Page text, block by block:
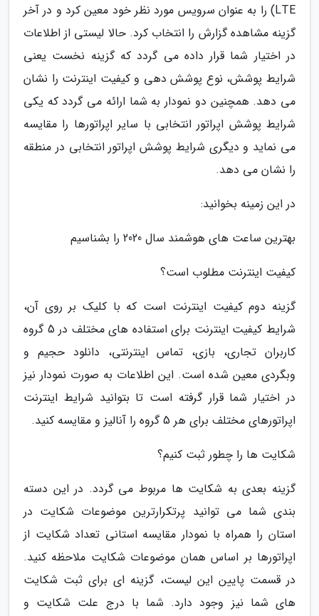
LTE) را به عنوان سرویس مورد نظر خود معین کرد و در آخر
گزینه مشاهده گزارش را انتخاب کرد. حالا لیستی از اطلاعات
در اختیار شما قرار داده می گردد که گزینه نخست یعنی
شرایط پوشش، نوع پوشش دهی و کیفیت اینترنت را نشان
می دهد. همچنین دو نمودار به شما ارائه می گردد که یکی
شرایط پوشش اپراتور انتخابی با سایر اپراتورها را مقایسه
می نماید و دیگری شرایط پوشش اپراتور انتخابی در منطقه
را نشان می دهد.
در این زمینه بخوانید:
بهترین ساعت­ های هوشمند سال 2020 را بشناسیم
کیفیت اینترنت مطلوب است؟
گزینه دوم کیفیت اینترنت است که با کلیک بر روی آن،
شرایط کیفیت اینترنت برای استفاده های مختلف در 5 گروه
کاربران تجاری، بازی، تماس اینترنتی، دانلود حجیم و
وبگردی معین شده است. این اطلاعات به صورت نمودار نیز
در اختیار شما قرار گرفته است تا بتوانید شرایط اینترنت
اپراتورهای مختلف برای هر 5 گروه را آنالیز و مقایسه کنید.
شکایت ها را چطور ثبت کنیم؟
گزینه بعدی به شکایت ها مربوط می گردد. در این دسته
بندی شما می توانید پرتکرارترین موضوعات شکایت در
استان را همراه با نمودار مقایسه استانی تعداد شکایت از
اپراتورها بر اساس همان موضوعات شکایت ملاحظه کنید.
در قسمت پایین این لیست، گزینه ای برای ثبت شکایت
های شما نیز وجود دارد. شما با درج علت شکایت و